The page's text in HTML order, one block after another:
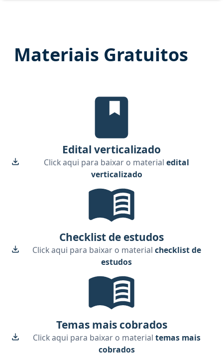
Materiais Gratuitos
Edital Verticalizado, material
Edital verticalizado
Click aqui para baixar o materialedital
verticalizado
Checklist de estudos
Click aqui para baixar o material checklist de
estudos
Temas mais cobrados
Click aqui para baixar o material temas mais
cobrados